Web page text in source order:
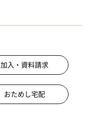
加入・資料請求
おためし宅配